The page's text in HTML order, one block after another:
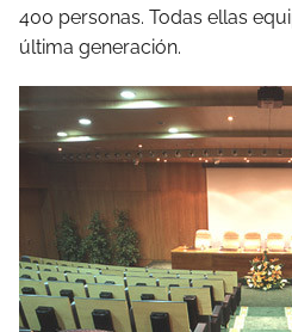
400 personas. Todas ellas
última generación.